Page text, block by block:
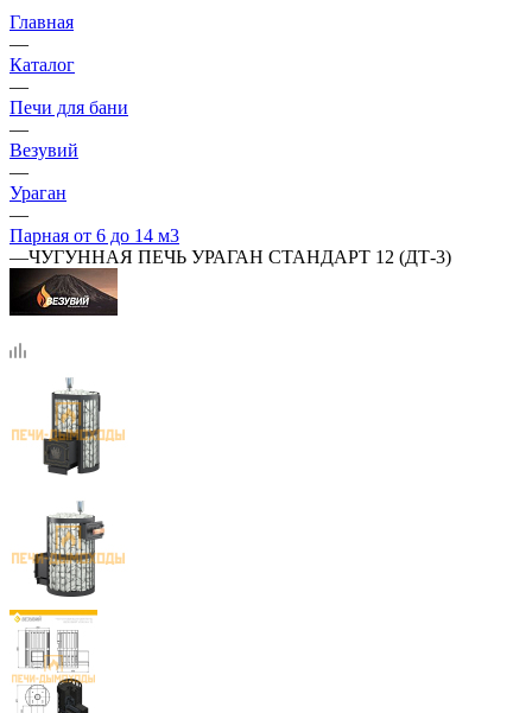
Главная
—
Каталог
—
Печи для бани
—
Везувий
—
Ураган
—
Парная от 6 до 14 м3
—ЧУГУННАЯ ПЕЧЬ УРАГАН СТАНДАРТ 12 (ДТ-3)